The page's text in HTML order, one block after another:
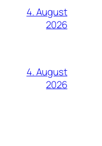
4. August
2026
4. August
2026